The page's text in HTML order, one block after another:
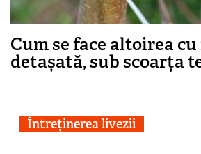
Cum se face altoirea
detașată, sub scoarța
Întreținerea livezii